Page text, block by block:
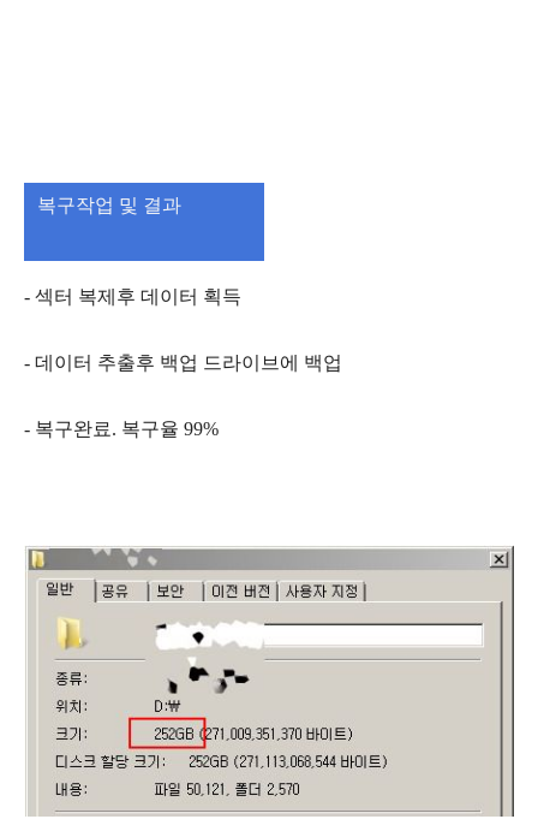
복구작업 및 결과
- 섹터 복제후 데이터 획득
- 데이터 추출후 백업 드라이브에 백업
- 복구완료. 복구율 99%